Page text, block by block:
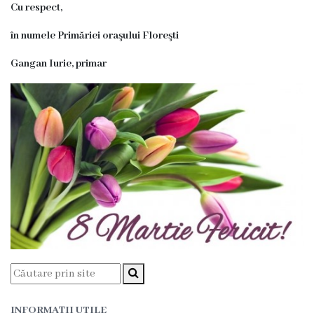
prioritare
spre
finanțare
Proiecte
finalizate
Instituții
subordonate
Funcţii
vacante
Cu respect,
în numele Primăriei oraşului Floreşti
Gangan Iurie, primar
INFORMAȚII UTILE